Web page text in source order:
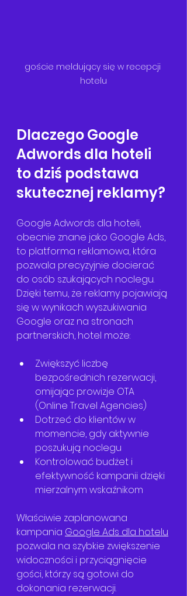
goście meldujący się w recepcji
hotelu
Dlaczego Google
Adwords dla hoteli
to dziś podstawa
skutecznej reklamy?
Google Adwords dla hoteli,
obecnie znane jako Google Ads,
to platforma reklamowa, która
pozwala precyzyjnie docierać
do osób szukających noclegu.
Dzięki temu, że reklamy pojawiają
się w wynikach wyszukiwania
Google oraz na stronach
partnerskich, hotel może:
Zwiększyć liczbę
bezpośrednich rezerwacji,
omijając prowizje OTA
(Online Travel Agencies)
Dotrzeć do klientów w
momencie, gdy aktywnie
poszukują noclegu
Kontrolować budżet i
efektywność kampanii dzięki
mierzalnym wskaźnikom
Właściwie zaplanowana
kampania Google Ads dla hotelu
pozwala na szybkie zwiększenie
widoczności i przyciągnięcie
gości, którzy są gotowi do
dokonania rezerwacji.